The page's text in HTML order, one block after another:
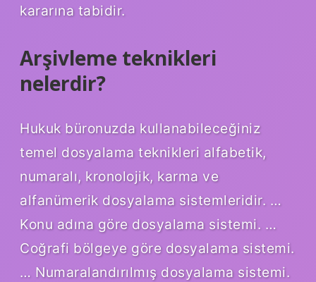
kararına tabidir.
Arşivleme teknikleri
nelerdir?
Hukuk büronuzda kullanabileceğiniz
temel dosyalama teknikleri alfabetik,
numaralı, kronolojik, karma ve
alfanümerik dosyalama sistemleridir. …
Konu adına göre dosyalama sistemi. …
Coğrafi bölgeye göre dosyalama sistemi.
… Numaralandırılmış dosyalama sistemi.